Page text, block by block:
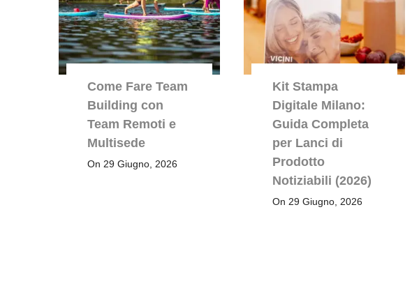
Come Fare Team
Building con
Team Remoti e
Multisede
On 29 Giugno, 2026
Kit Stampa
Digitale Milano:
Guida Completa
per Lanci di
Prodotto
Notiziabili (2026)
On 29 Giugno, 2026